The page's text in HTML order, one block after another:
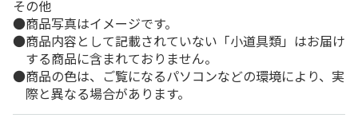
その他
商品写真はイメージです。
商品内容として記載されていない「小道具類」はお届け
する商品に含まれておりません。
商品の色は、ご覧になるパソコンなどの環境により、実
際と異なる場合があります。